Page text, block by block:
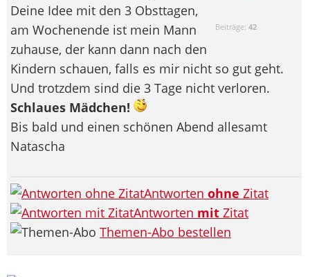
Beiträge:42
Deine Idee mit den 3 Obsttagen,
am Wochenende ist mein Mann
zuhause, der kann dann nach den
Kindern schauen, falls es mir nicht so gut geht.
Und trotzdem sind die 3 Tage nicht verloren.
Schlaues Mädchen!
Bis bald und einen schönen Abend allesamt
Natascha
Antworten ohne Zitat
Antworten mit Zitat
Themen-Abo bestellen